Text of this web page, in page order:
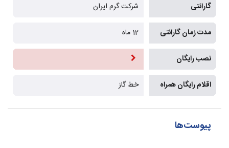
گارانتی شرکت گرم ایران
مدت زمان گارانتی 12 ماه
نصب رایگان
اقلام رایگان همراه خط گاز
پیوست‌ها